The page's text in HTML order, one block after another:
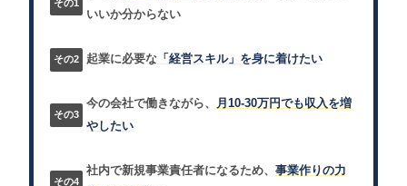
いいか分からない
起業に必要な 「経営スキル」を身に着けたい
今の会社で働きながら、
月10-30万円でも収入を増
やしたい
社内で新規事業責任者になるため、事業作りの力